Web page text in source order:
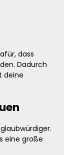
dass
Dadurch
deine
eine große